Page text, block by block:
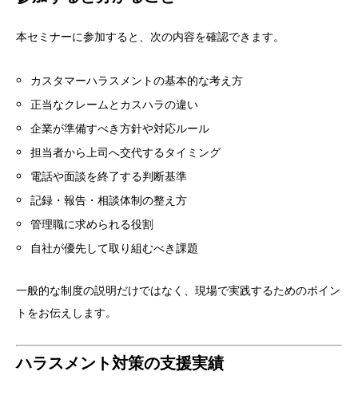
本セミナーに参加すると、次の内容を確認できます。
カスタマーハラスメントの基本的な考え方
正当なクレームとカスハラの違い
企業が準備すべき方針や対応ルール
担当者から上司へ交代するタイミング
電話や面談を終了する判断基準
記録・報告・相談体制の整え方
管理職に求められる役割
自社が優先して取り組むべき課題
一般的な制度の説明だけではなく、現場で実践するためのポイン
トをお伝えします。
ハラスメント対策の支援実績